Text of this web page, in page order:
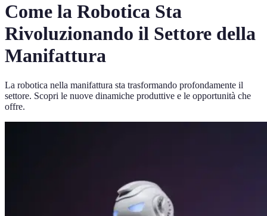
Come la Robotica Sta
Rivoluzionando il Settore della
Manifattura
La robotica nella manifattura sta trasformando profondamente il
settore. Scopri le nuove dinamiche produttive e le opportunità che
offre.